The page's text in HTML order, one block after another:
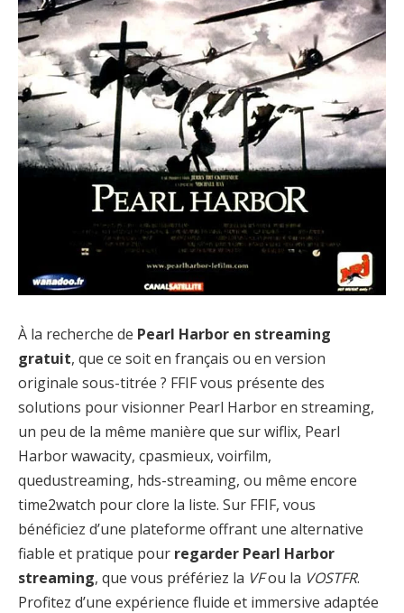
À la recherche de Pearl Harbor en streaming
gratuit, que ce soit en français ou en version
originale sous-titrée ? FFIF vous présente des
solutions pour visionner Pearl Harbor en streaming,
un peu de la même manière que sur wiflix, Pearl
Harbor wawacity, cpasmieux, voirfilm,
quedustreaming, hds-streaming, ou même encore
time2watch pour clore la liste. Sur FFIF, vous
bénéficiez d’une plateforme offrant une alternative
fiable et pratique pour regarder Pearl Harbor
streaming, que vous préfériez la VFou la VOSTFR.
Profitez d’une expérience fluide et immersive adaptée